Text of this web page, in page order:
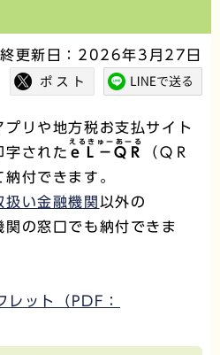
更新日：2026年3月27日
プリや地方税お支払サイト
字された ｅＬ－ＱＲ
えるきゅーあーる
（ＱＲ
付できます。
扱い金融機関 以外の
関の窓口でも納付できま
レット（PDF：